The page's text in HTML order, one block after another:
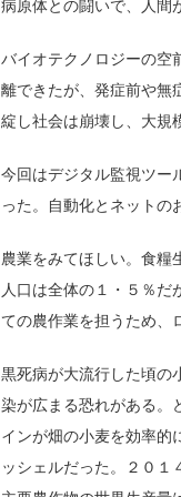
病原体との闘いで、人間
バイオテクノロジーの空
離できたが、発症前や無
綻し社会は崩壊し、大規
今回はデジタル監視ツー
った。自動化とネットの
農業をみてほしい。食糧
人口は全体の１・５％
ての農作業を担うため、
黒死病が大流行した頃の
染が広まる恐れがある
インが畑の小麦を効率的
ッシェルだった。２０１